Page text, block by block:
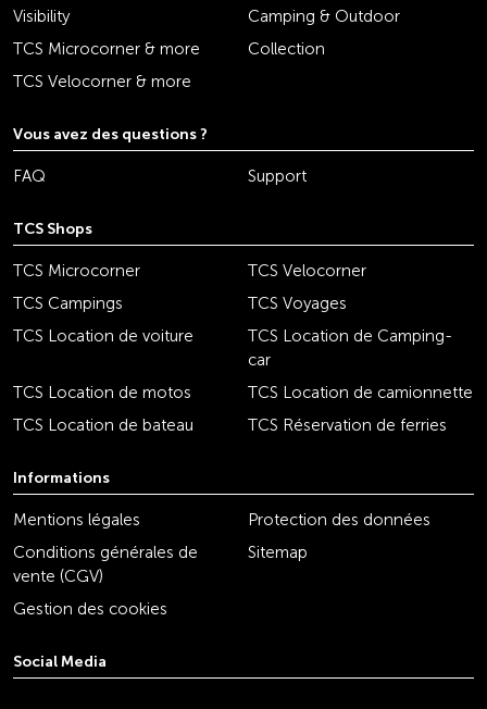
Visibility
Camping & Outdoor
TCS Microcorner & more
Collection
TCS Velocorner & more
Vous avez des questions ?
FAQ Support
TCS Shops
TCS Microcorner
TCS Velocorner
TCS Campings
TCS Voyages
TCS Location de voiture
TCS Location de Camping-
car
TCS Location de motos
TCS Location de camionnette
TCS Location de bateau
TCS Réservation de ferries
Informations
Mentions légales
Protection des données
Conditions générales de
vente (CGV)
Sitemap
Gestion des cookies
Social Media